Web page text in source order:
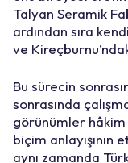
Talyan Seramik
ardından sıra
ve
Bu sürecin
sonrasında
görünümler hâkim
biçim
aynı zamanda